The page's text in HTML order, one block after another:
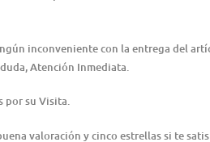
inconveniente con la entrega del
duda, Atención Inmediata.
por su Visita.
valoración y cinco estrellas si te